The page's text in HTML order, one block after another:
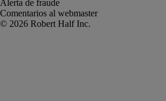
Alerta de fraude
Comentarios al webmaster